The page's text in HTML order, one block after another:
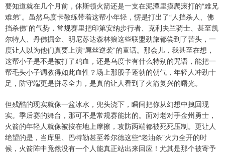
要知道就在几个月前，休斯顿火箭还是一支在泥潭里摸爬滚打的“难兄
难弟”。虽然乌度卡教练带着这帮小年轻，愣是打出了“人挡杀人、佛
挡杀佛”的气势，常规赛里把印第安纳步行者、克利夫兰骑士、甚至凯
尔特人、丹佛掘金、明尼苏达森林狼这些联盟劲旅都尝到了苦头，一
度让人以为他们真要上演“屌丝逆袭”的童话。那会儿，我甚至在想，
这帮小子是不是被打了鸡血，还是乌度卡有什么特别的咒语，能把一
帮毛头小子调教得如此血性？场上那股子蓬勃的朝气，年轻人冲劲十
足，防守端更是拼尽全力，是真的让人看到了火箭复兴的曙光。
但残酷的现实就像一盆冰水，兜头浇下，瞬间把你从幻想中拽回现
实。季后赛的舞台，那可不是常规赛能比的。面对老对手金州勇士，
火箭的年轻人就像被按在地上摩擦，攻防两端都被死死压制。更让人
绝望的是，当库里、巴特勒甚至希尔德这些“老油条”火力全开的时
候，火箭阵中竟然没有一个人能真正站出来回应！尤其是那个被寄予